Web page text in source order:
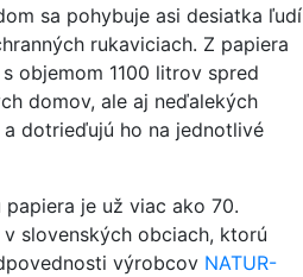
sa pohybuje asi desiatka ľudí
rukaviciach. Z papiera
objemom 1100 litrov spred
domov, ale aj neďalekých
dotrieďujú ho na jednotlivé
je už viac ako 70.
slovenských obciach, ktorú
výrobcov NATUR-